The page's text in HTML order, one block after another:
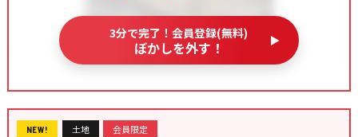
3分で完了！会員登録(無料)
ぼかしを外す！
NEW! 土地 会員限定